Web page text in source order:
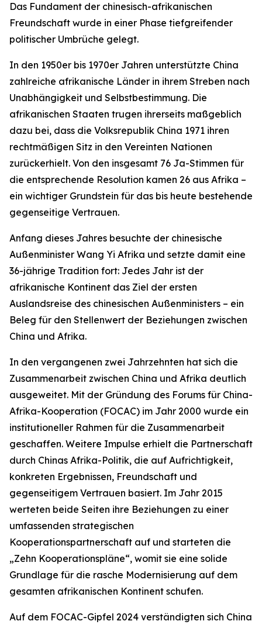
Das Fundament der chinesisch-afrikanischen
Freundschaft wurde in einer Phase tiefgreifender
politischer Umbrüche gelegt.
In den 1950er bis 1970er Jahren unterstützte China
zahlreiche afrikanische Länder in ihrem Streben nach
Unabhängigkeit und Selbstbestimmung. Die
afrikanischen Staaten trugen ihrerseits maßgeblich
dazu bei, dass die Volksrepublik China 1971 ihren
rechtmäßigen Sitz in den Vereinten Nationen
zurückerhielt. Von den insgesamt 76 Ja-Stimmen für
die entsprechende Resolution kamen 26 aus Afrika –
ein wichtiger Grundstein für das bis heute bestehende
gegenseitige Vertrauen.
Anfang dieses Jahres besuchte der chinesische
Außenminister Wang Yi Afrika und setzte damit eine
36-jährige Tradition fort: Jedes Jahr ist der
afrikanische Kontinent das Ziel der ersten
Auslandsreise des chinesischen Außenministers – ein
Beleg für den Stellenwert der Beziehungen zwischen
China und Afrika.
In den vergangenen zwei Jahrzehnten hat sich die
Zusammenarbeit zwischen China und Afrika deutlich
ausgeweitet. Mit der Gründung des Forums für China-
Afrika-Kooperation (FOCAC) im Jahr 2000 wurde ein
institutioneller Rahmen für die Zusammenarbeit
geschaffen. Weitere Impulse erhielt die Partnerschaft
durch Chinas Afrika-Politik, die auf Aufrichtigkeit,
konkreten Ergebnissen, Freundschaft und
gegenseitigem Vertrauen basiert. Im Jahr 2015
werteten beide Seiten ihre Beziehungen zu einer
umfassenden strategischen
Kooperationspartnerschaft auf und starteten die
„Zehn Kooperationspläne“, womit sie eine solide
Grundlage für die rasche Modernisierung auf dem
gesamten afrikanischen Kontinent schufen.
Auf dem FOCAC-Gipfel 2024 verständigten sich China